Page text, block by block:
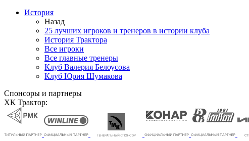
История
Назад
25 лучших игроков и тренеров в истории клуба
История Трактора
Все игроки
Все главные тренеры
Клуб Валерия Белоусова
Клуб Юрия Шумакова
Спонсоры и партнеры
ХК Трактор: